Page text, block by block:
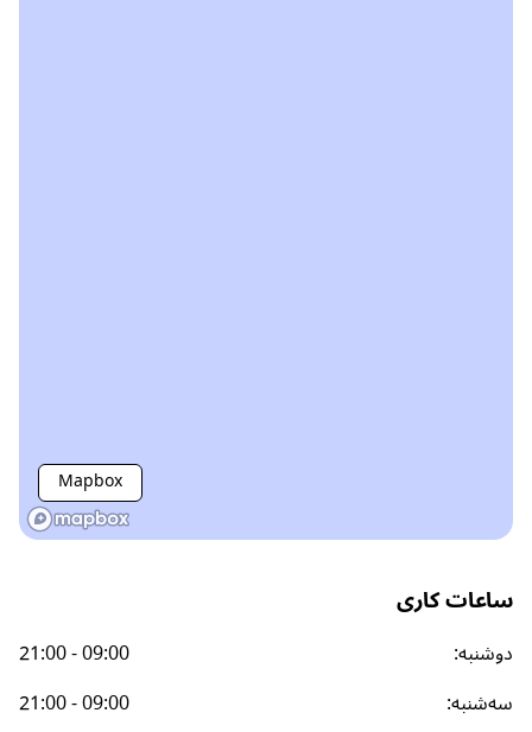
Mapbox
ساعات کاری
دوشنبه:
21:00 - 09:00
سه‌شنبه:
21:00 - 09:00